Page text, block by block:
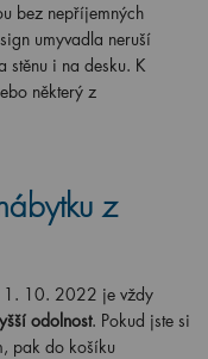
bez nepříjemných
umyvadla neruší
i na desku. K
některý z
z
1. 10. 2022 je vždy
odolnost. Pokud jste si
pak do košíku